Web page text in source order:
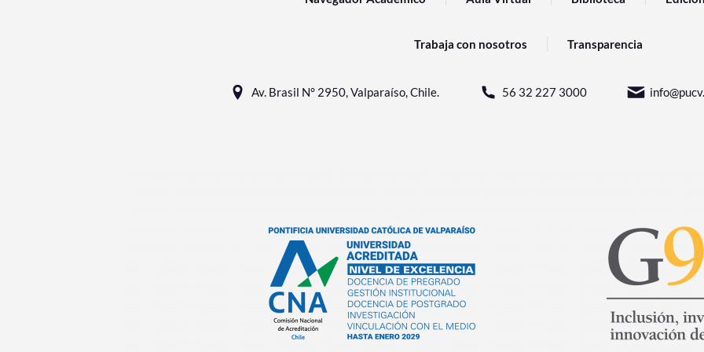
Trabaja con nosotros Transparencia
Av. Brasil N° 2950, Valparaíso, Chile. 56 32 227 3000